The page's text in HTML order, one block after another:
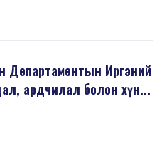
Департаментын Иргэний
ардчилал болон хүн...